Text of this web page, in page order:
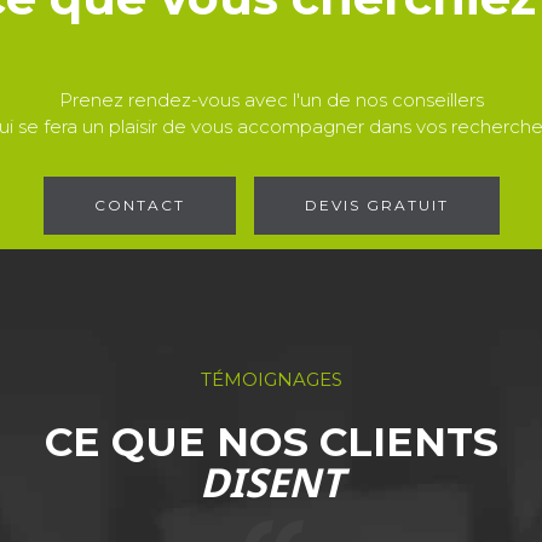
Prenez rendez-vous avec l'un de nos conseillers
se fera un plaisir de vous accompagner dans vos
CONTACT DEVIS GRATUIT
TÉMOIGNAGES
CE QUE NOS CLIENTS
DISENT